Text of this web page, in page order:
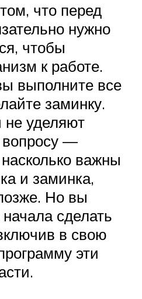
что перед
нужно
чтобы
к работе.
выполните все
заминку.
уделяют
вопросу —
важны
и заминка,
Но вы
сделать
в свою
эти